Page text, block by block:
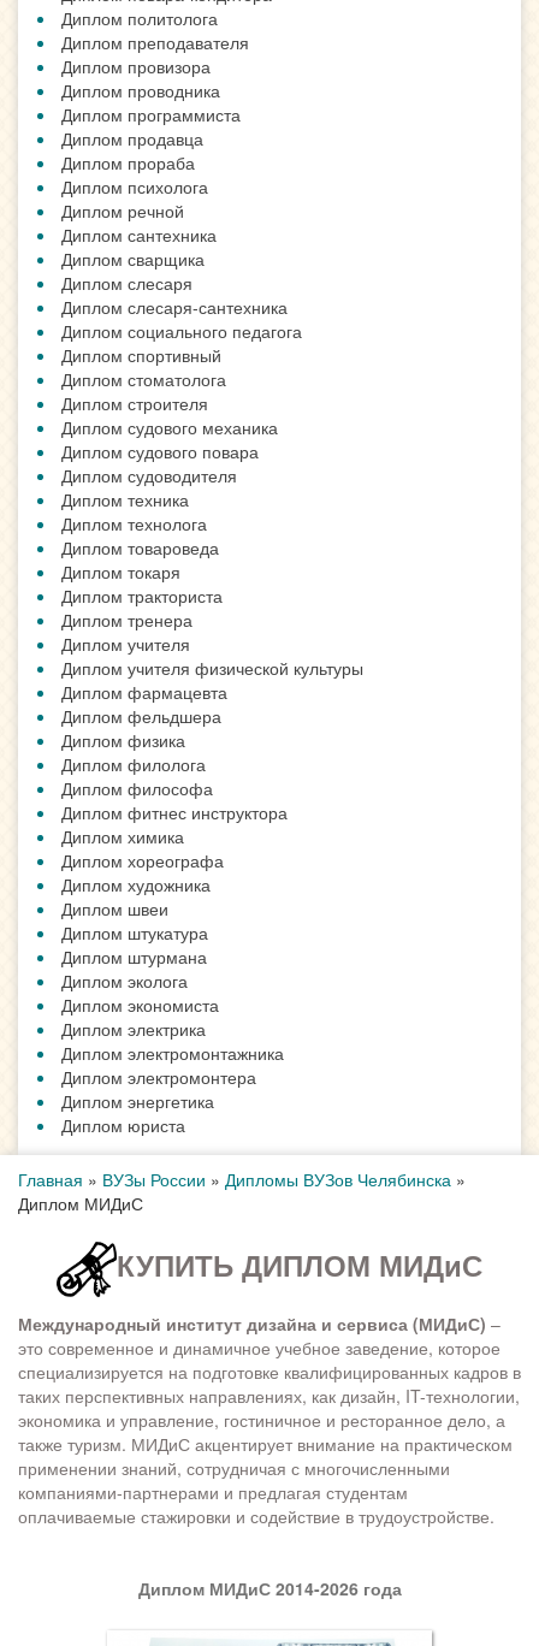
Диплом политолога
Диплом преподавателя
Диплом провизора
Диплом проводника
Диплом программиста
Диплом продавца
Диплом прораба
Диплом психолога
Диплом речной
Диплом сантехника
Диплом сварщика
Диплом слесаря
Диплом слесаря-сантехника
Диплом социального педагога
Диплом спортивный
Диплом стоматолога
Диплом строителя
Диплом судового механика
Диплом судового повара
Диплом судоводителя
Диплом техника
Диплом технолога
Диплом товароведа
Диплом токаря
Диплом тракториста
Диплом тренера
Диплом учителя
Диплом учителя физической культуры
Диплом фармацевта
Диплом фельдшера
Диплом физика
Диплом филолога
Диплом философа
Диплом фитнес инструктора
Диплом химика
Диплом хореографа
Диплом художника
Диплом швеи
Диплом штукатура
Диплом штурмана
Диплом эколога
Диплом экономиста
Диплом электрика
Диплом электромонтажника
Диплом электромонтера
Диплом энергетика
Диплом юриста
Главная » ВУЗы России » Дипломы ВУЗов Челябинска »
Диплом МИДиС
КУПИТЬ ДИПЛОМ МИДиС
Международный институт дизайна и сервиса (МИДиС) –
это современное и динамичное учебное заведение, которое
специализируется на подготовке квалифицированных кадров в
таких перспективных направлениях, как дизайн, IT-технологии,
экономика и управление, гостиничное и ресторанное дело, а
также туризм. МИДиС акцентирует внимание на практическом
применении знаний, сотрудничая с многочисленными
компаниями-партнерами и предлагая студентам
оплачиваемые стажировки и содействие в трудоустройстве.
Диплом МИДиС 2014-2026 года